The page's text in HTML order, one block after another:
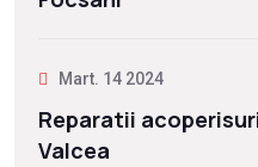
Mart. 14 2024
Reparatii
Valcea